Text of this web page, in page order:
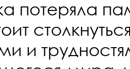
потеряла
и